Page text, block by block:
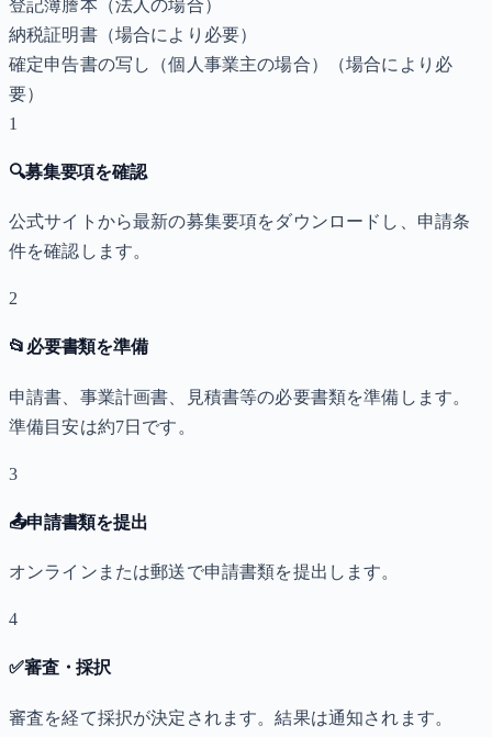
登記簿謄本（法人の場合）
納税証明書（場合により必要）
確定申告書の写し（個人事業主の場合）
（場合により必
要）
1
🔍募集要項を確認
公式サイトから最新の募集要項をダウンロードし、申請条
件を確認します。
2
📂 必要書類を準備
申請書、事業計画書、見積書等の必要書類を準備します。
準備目安は約7日です。
3
📤申請書類を提出
オンラインまたは郵送で申請書類を提出します。
4
✅審査・採択
審査を経て採択が決定されます。結果は通知されます。